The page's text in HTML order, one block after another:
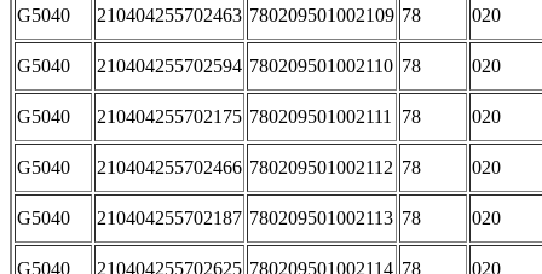
G5040 210404255702463 780209501002109 78 020
G5040 210404255702594 780209501002110 78 020
G5040 210404255702175 780209501002111 78 020
G5040 210404255702466 780209501002112 78 020
G5040 210404255702187 780209501002113 78 020
G5040 210404255702625 780209501002114 78 020